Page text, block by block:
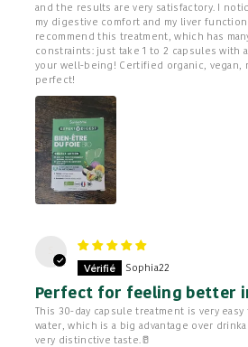
and the results are very satisfactory. I
my digestive comfort and my liver function
recommend this treatment, which has
constraints: just take 1 to 2 capsules with
your well-being! Certified organic, vegan,
perfect!
Sophia22
Perfect for feeling better
This 30-day capsule treatment is very
water, which is a big advantage over
very distinctive taste.🥛